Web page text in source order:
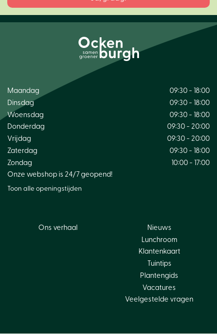
Maandag
09:30 - 18:00
Dinsdag
09:30 - 18:00
Woensdag
09:30 - 18:00
Donderdag
09:30 - 20:00
Vrijdag
09:30 - 20:00
Zaterdag
09:30 - 18:00
Zondag
10:00 - 17:00
Onze webshop is 24/7 geopend!
Toon alle openingstijden
Ons verhaal
Nieuws
Lunchroom
Klantenkaart
Tuintips
Plantengids
Vacatures
Veelgestelde vragen